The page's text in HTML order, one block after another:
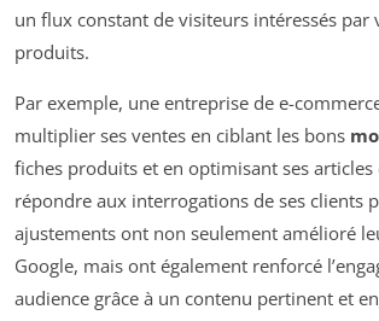
un flux constant de visiteurs intéressés par
produits.
Par exemple, une entreprise de e-
multiplier ses ventes en ciblant les bons
fiches produits et en optimisant ses
répondre aux interrogations de ses clients
ajustements ont non seulement amélioré
Google, mais ont également renforcé
audience grâce à un contenu pertinent et